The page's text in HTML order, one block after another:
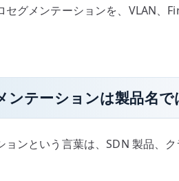
セグメンテーションを、VLAN、
ンテーションは製品名で
ョンという言葉は、SDN 製品、